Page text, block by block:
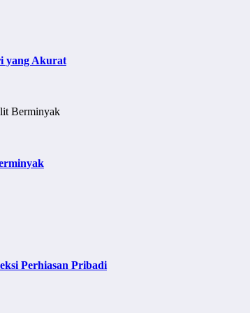
yang Akurat
Perhiasan Pribadi